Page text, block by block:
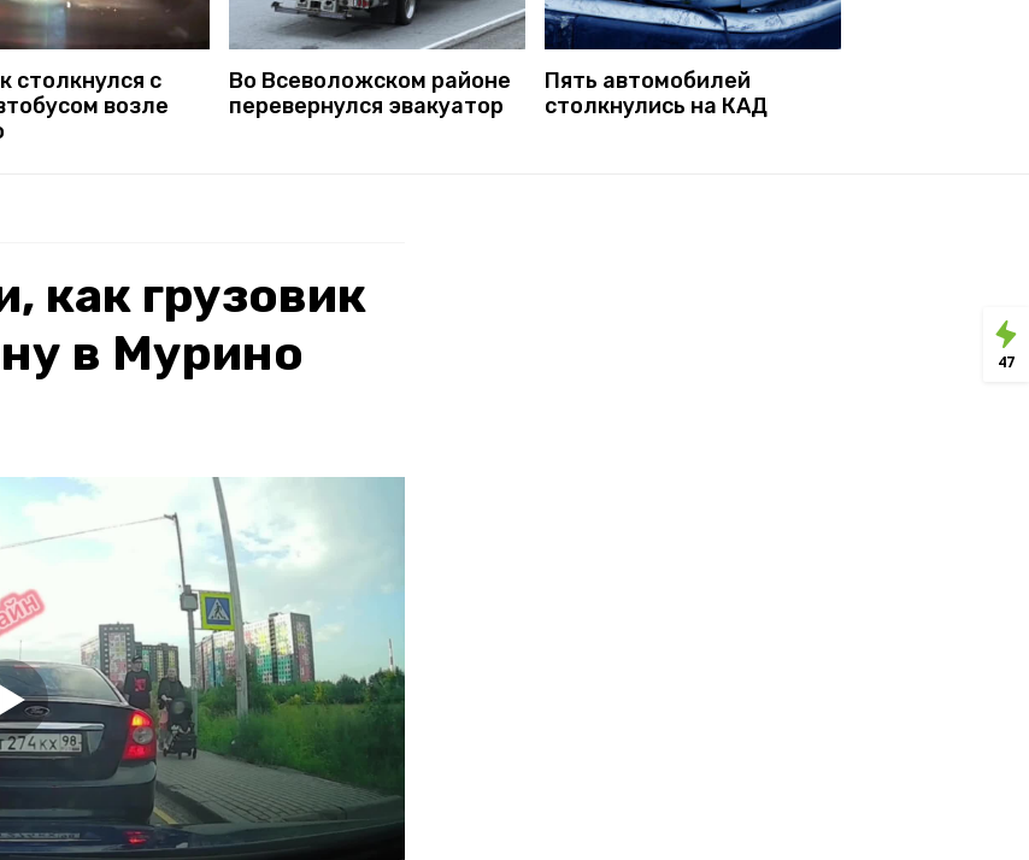
столкнулся с
возле
Во Всеволожском районе
перевернулся эвакуатор
Пять автомобилей
столкнулись на КАД
как грузовик
в Мурино
47